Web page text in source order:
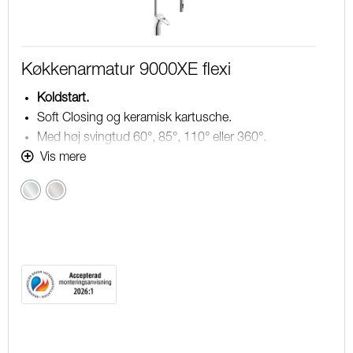
Køkkenarmatur 9000XE flexi
Koldstart.
Soft Closing og keramisk kartusche.
Med høj svingtud 60°, 85°, 110° eller 360°.
232 mm fremspring.
Flexibel slange og håndbruser med 2 stråleindstillinger.
Indbygget temperatur- og flowbegrænser.
Lydklasse 1.
Hulstørrelse Ø34-37 mm.
Vis mere
KromBørstet